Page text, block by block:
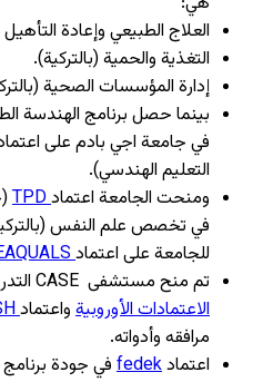
العلاج الطبيعي وإعادة التأهيل
التغذية والحمية (بالتركية).
إدارة المؤسسات الصحية
بينما حصل برنامج الهندسة
في جامعة اجي بادم على
التعليم الهندسي).
ومنحت الجامعة اعتمادTPD
في تخصص علم النفس
للجامعة على اعتماد
تم منح مستشفى CASE التدريبي اعتماد من قبل
الاعتمادات الأوروبية واعتماد
مرافقه وأدواته.
اعتمادfedek في جودة برنامج